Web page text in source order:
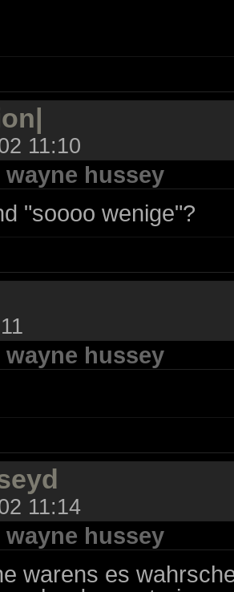
11:10
wayne hussey
"soooo wenige"?
wayne hussey
11:14
wayne hussey
warens es